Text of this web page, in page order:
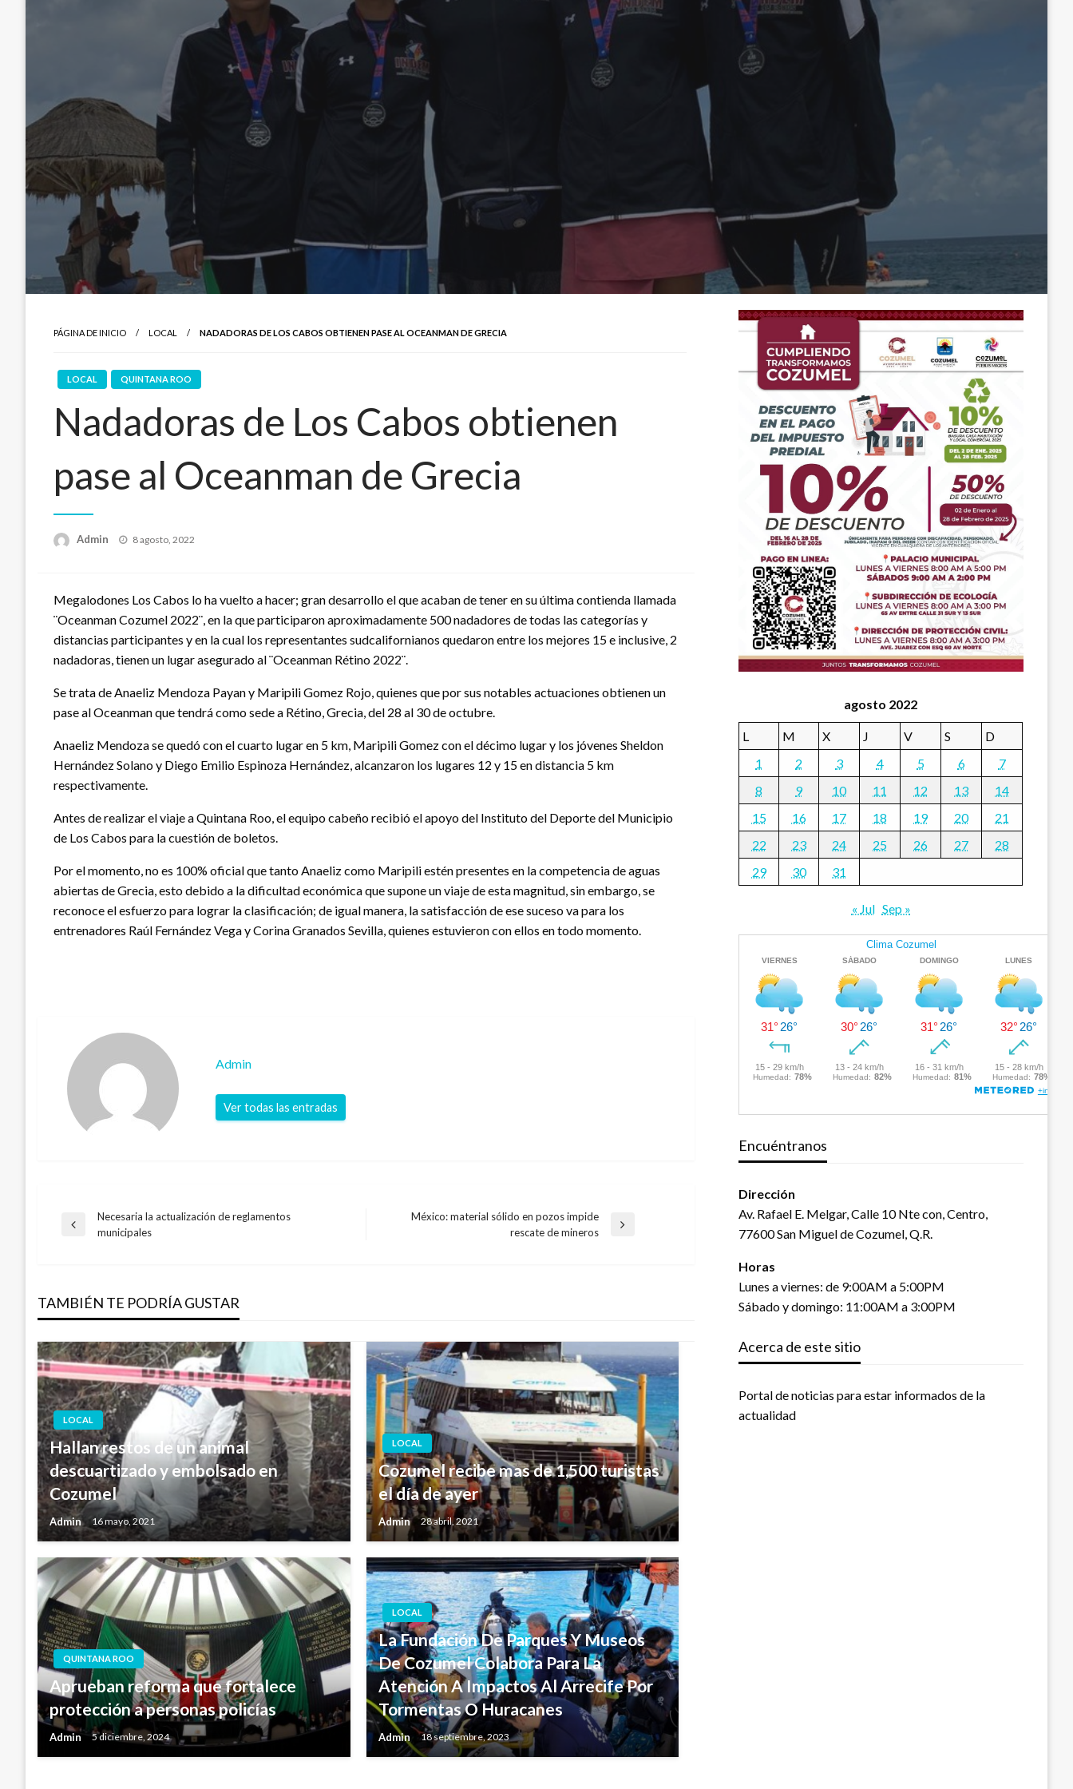
PÁGINA DE INICIO LOCAL NADADORAS DE LOS CABOS OBTIENEN PASE AL OCEANMAN DE GRECIA
LOCAL QUINTANA ROO
Nadadoras de Los Cabos obtienen
pase al Oceanman de Grecia
Admin
Publicado
8 agosto, 2022
Megalodones Los Cabos lo ha vuelto a hacer; gran desarrollo el que acaban de tener en su última contienda llamada
¨Oceanman Cozumel 2022¨, en la que participaron aproximadamente 500 nadadores de todas las categorías y
distancias participantes y en la cual los representantes sudcalifornianos quedaron entre los mejores 15 e inclusive, 2
nadadoras, tienen un lugar asegurado al ¨Oceanman Rétino 2022¨.
Se trata de Anaeliz Mendoza Payan y Maripili Gomez Rojo, quienes que por sus notables actuaciones obtienen un
pase al Oceanman que tendrá como sede a Rétino, Grecia, del 28 al 30 de octubre.
Anaeliz Mendoza se quedó con el cuarto lugar en 5 km, Maripili Gomez con el décimo lugar y los jóvenes Sheldon
Hernández Solano y Diego Emilio Espinoza Hernández, alcanzaron los lugares 12 y 15 en distancia 5 km
respectivamente.
Antes de realizar el viaje a Quintana Roo, el equipo cabeño recibió el apoyo del Instituto del Deporte del Municipio
de Los Cabos para la cuestión de boletos.
Por el momento, no es 100% oficial que tanto Anaeliz como Maripili estén presentes en la competencia de aguas
abiertas de Grecia, esto debido a la dificultad económica que supone un viaje de esta magnitud, sin embargo, se
reconoce el esfuerzo para lograr la clasificación; de igual manera, la satisfacción de ese suceso va para los
entrenadores Raúl Fernández Vega y Corina Granados Sevilla, quienes estuvieron con ellos en todo momento.
Admin
Ver todas las entradas
Navegación
entradas
Entrada
Necesaria la actualización de reglamentos
municipales
México: material sólido en pozos impide
rescate de mineros
TAMBIÉN TE PODRÍA GUSTAR
LOCAL
Hallan restos de un animal
descuartizado y embolsado en
Cozumel
Admin 16 mayo, 2021
LOCAL
Cozumel recibe mas de 1,500 turistas
el día de ayer
Admin 28 abril, 2021
QUINTANA ROO
Aprueban reforma que fortalece
protección a personas policías
Admin 5 diciembre, 2024
LOCAL
La Fundación De Parques Y Museos
De Cozumel Colabora Para La
Atención A Impactos Al Arrecife Por
Tormentas O Huracanes
Admin 18 septiembre, 2023
agosto 2022
L M X J V S
D
1
2 3 4 5 6
7
8
9 10 11 12 13
14
15
16 17 18 19 20
21
22
23 24 25 26 27
28
29
30 31
« Jul Sep »
Encuéntranos
Dirección
Av. Rafael E. Melgar, Calle 10 Nte con, Centro,
77600 San Miguel de Cozumel, Q.R.
Horas
Lunes a viernes: de 9:00AM a 5:00PM
Sábado y domingo: 11:00AM a 3:00PM
Acerca de este sitio
Portal de noticias para estar informados de la
actualidad